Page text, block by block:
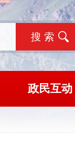
政民互动